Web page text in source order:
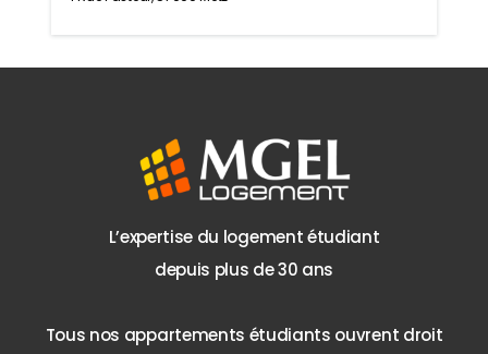
L’expertise du logement étudiant
depuis plus de 30 ans
Tous nos appartements étudiants ouvrent droit